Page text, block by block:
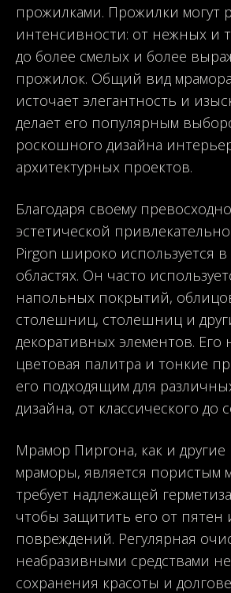
прожилками. Прожилки могут
интенсивности: от нежных и
до более смелых и более
прожилок. Общий вид
источает элегантность и
делает его популярным
роскошного дизайна
архитектурных проектов.
Благодаря своему
эстетической
Pirgon широко используется
областях. Он часто
напольных покрытий,
столешниц, столешниц и
декоративных элементов. Его
цветовая палитра и тонкие
его подходящим для
дизайна, от классического до
Мрамор Пиргона, как и другие
мраморы, является пористым
требует надлежащей
чтобы защитить его от пятен
повреждений. Регулярная
неабразивными средствами
сохранения красоты и